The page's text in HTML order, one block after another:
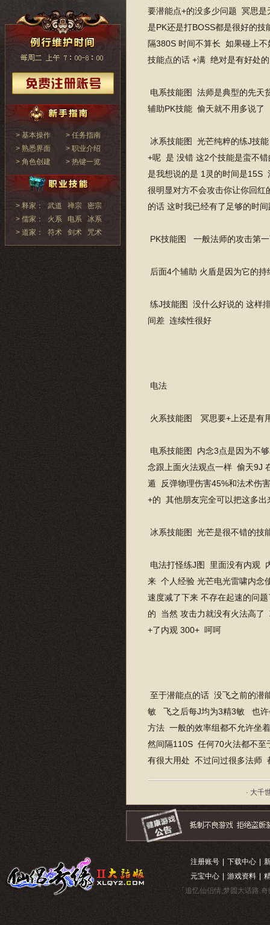
> 基本操作
> 任务指南
> 熟悉界面
> 职业介绍
> 角色创建
> 热键一览
> 释家： 武道 禅宗
密宗
> 儒家：
火系 电系
冰系
> 道家：
符术 剑术 咒术
要潜能点+的没多少问题 冥思
是PK还是打BOSS都是很好的
隔380S 时间不算长 如果碰上
技能点的话 +满 绝对是有好处的
电系技能图 法师是典型的先天
辅助PK技能 偷天就不用多说了
冰系技能图 光芒纯粹的练J技
+呢 是 没错 这2个技能是蛮不
是我想说的是 1灵的时间是15S
很明显对方不会攻击你让你回
的话 这时我已经有了足够的时
PK技能图 一般法师的攻击第
后面4个辅助 火盾是因为它的
练J技能图 没什么好说的 这样
间差 连续性很好
电法
火系技能图 冥思要+上还是有
电系技能图 内念3点是因为不
念跟上面火法观点一样 偷天9J
遁 反弹物理伤害45%和法术伤
+的 其他朋友完全可以把这多出
冰系技能图 光芒是很不错的技
电法打怪练J图 里面没有内观
来 个人经验 光芒电光雷啸内念
速度减了下来 不存在起速的问
的 当然 攻击力就没有火法高了
+了内观 300+ 呵呵
至于潜能点的话 没飞之前的
敏 飞之后每J均为3精3敏 也许
方法 一般的效率组都不允许坐
然间隔110S 任何70火法都不
有很大用处 不过问过很多法师
· 大千
注册账号 下载中心
元宝中心
游戏资料
「追忆仙侣情,梦圆大话路.